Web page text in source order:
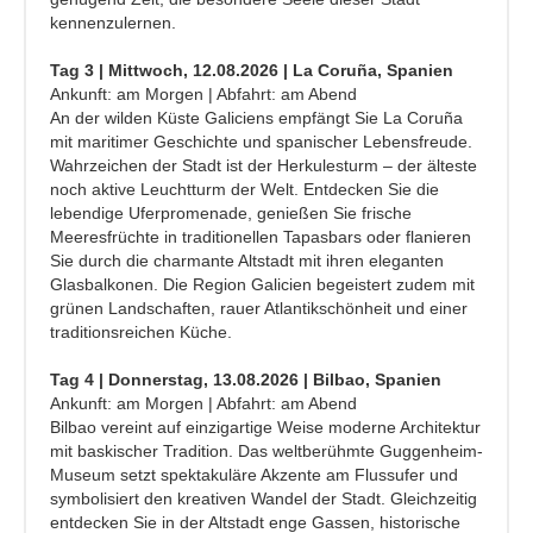
kennenzulernen.
Tag 3 | Mittwoch, 12.08.2026 | La Coruña, Spanien
Ankunft: am Morgen | Abfahrt: am Abend
An der wilden Küste Galiciens empfängt Sie La Coruña
mit maritimer Geschichte und spanischer Lebensfreude.
Wahrzeichen der Stadt ist der Herkulesturm – der älteste
noch aktive Leuchtturm der Welt. Entdecken Sie die
lebendige Uferpromenade, genießen Sie frische
Meeresfrüchte in traditionellen Tapasbars oder flanieren
Sie durch die charmante Altstadt mit ihren eleganten
Glasbalkonen. Die Region Galicien begeistert zudem mit
grünen Landschaften, rauer Atlantikschönheit und einer
traditionsreichen Küche.
Tag 4 | Donnerstag, 13.08.2026 | Bilbao, Spanien
Ankunft: am Morgen | Abfahrt: am Abend
Bilbao vereint auf einzigartige Weise moderne Architektur
mit baskischer Tradition. Das weltberühmte Guggenheim-
Museum setzt spektakuläre Akzente am Flussufer und
symbolisiert den kreativen Wandel der Stadt. Gleichzeitig
entdecken Sie in der Altstadt enge Gassen, historische